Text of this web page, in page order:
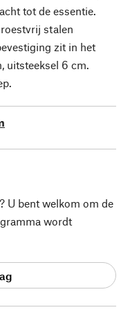
tot de essentie.
stalen
zit in het
uitsteeksel 6 cm.
U bent welkom om de
wordt